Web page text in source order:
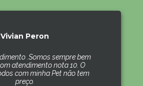
Vivian Peron
.Somos sempre bem
atendimento nota 10. O
com minha Pet não tem
preço.